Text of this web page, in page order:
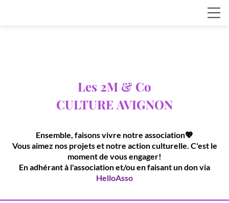
Les 2M & Co
CULTURE AVIGNON
Ensemble, faisons vivre notre association💖
Vous aimez nos projets et notre action culturelle. C'est le
moment de vous engager!
En adhérant à l'association et/ou en faisant un don via
HelloAsso